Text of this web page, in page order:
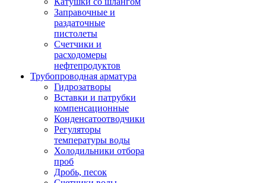
Заправочные и
раздаточные
пистолеты
Счетчики и
расходомеры
нефтепродуктов
Трубопроводная арматура
Гидрозатворы
Вставки и патрубки
компенсационные
Конденсатоотводчики
Регуляторы
температуры воды
Холодильники отбора
проб
Дробь, песок